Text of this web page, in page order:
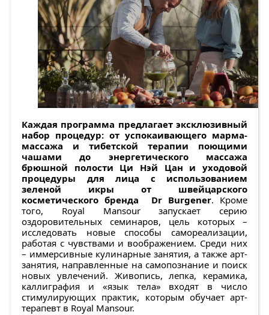
Каждая программа предлагает эксклюзивный
набор процедур: от успокаивающего марма-
массажа и тибетской терапии поющими
чашами до энергетического массажа
брюшной полости Ци Нэй Цан и уходовой
процедуры для лица с использованием
зеленой икры от швейцарского
косметического бренда Dr Burgener. Кроме
того, Royal Mansour запускает серию
оздоровительных семинаров, цель которых –
исследовать новые способы самореализации,
работая с чувствами и воображением. Cреди них
– иммерсивные кулинарные занятия, а также арт-
занятия, направленные на самопознание и поиск
новых увлечений. Живопись, лепка, керамика,
каллиграфия и «язык тела» входят в число
стимулирующих практик, которым обучает арт-
терапевт в Royal Mansour.